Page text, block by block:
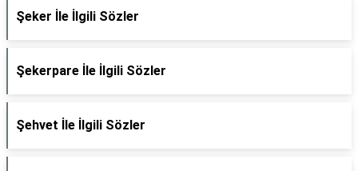
Şeker İle İlgili Sözler
Şekerpare İle İlgili Sözler
Şehvet İle İlgili Sözler